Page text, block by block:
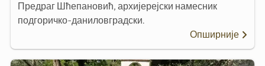
Предраг Шћепановић, архијерејски намесник
подгоричко-даниловградски.
Опширније